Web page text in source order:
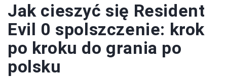
Jak cieszyć się Resident
Evil 0 spolszczenie: krok
po kroku do grania po
polsku